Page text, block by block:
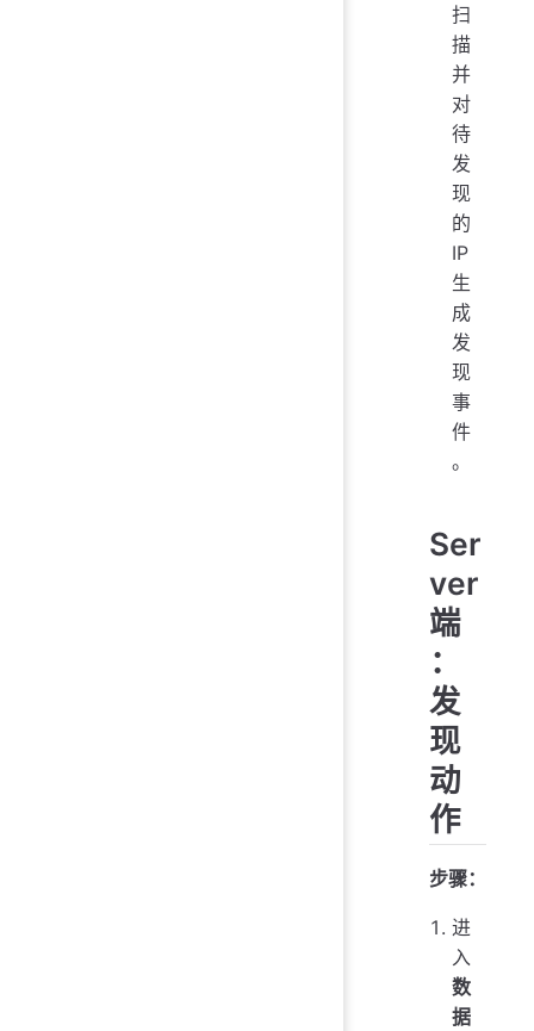
扫
描
并
对
待
发
现
的
IP
生
成
发
现
事
件
。
Ser
ver
端
：
发
现
动
作
步骤：
进
入
数
据